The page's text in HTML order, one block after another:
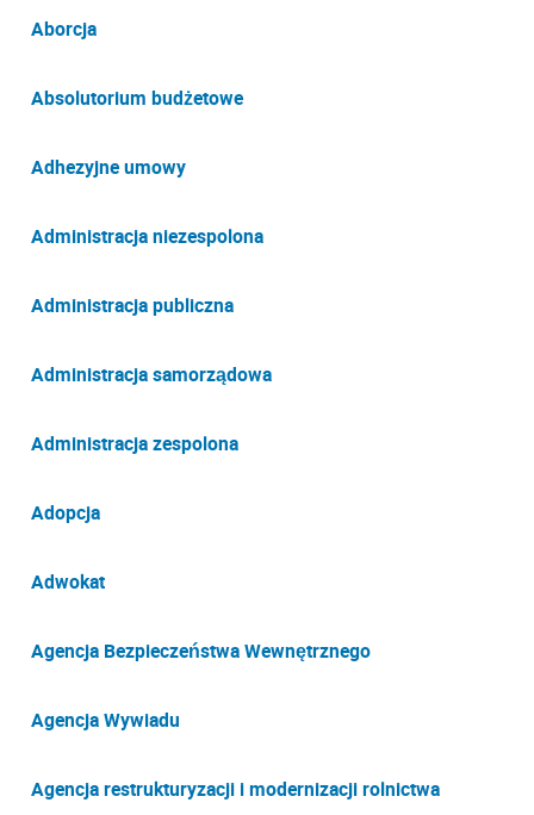
Aborcja
Absolutorium budżetowe
Adhezyjne umowy
Administracja niezespolona
Administracja publiczna
Administracja samorządowa
Administracja zespolona
Adopcja
Adwokat
Agencja Bezpieczeństwa Wewnętrznego
Agencja Wywiadu
Agencja restrukturyzacji i modernizacji rolnictwa